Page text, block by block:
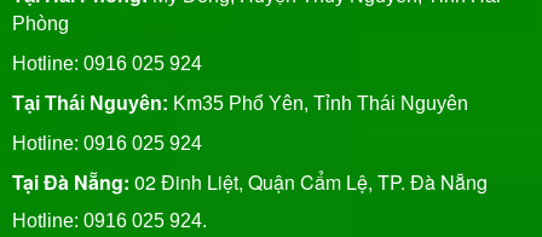
Phòng
Hotline: 0916 025 924
Tại Thái Nguyên: Km35 Phổ Yên, Tỉnh Thái Nguyên
Hotline: 0916 025 924
Tại Đà Nẵng: 02 Đinh Liệt, Quận Cẩm Lệ, TP. Đà Nẵng
Hotline: 0916 025 924.